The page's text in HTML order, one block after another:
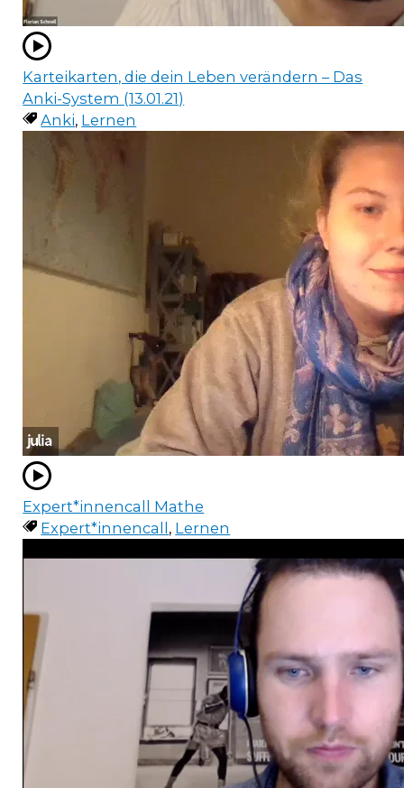
Karteikarten, die dein Leben verändern – Das
Anki-System (13.01.21)
Anki, Lernen
Expert*innencall Mathe
Expert*innencall , Lernen